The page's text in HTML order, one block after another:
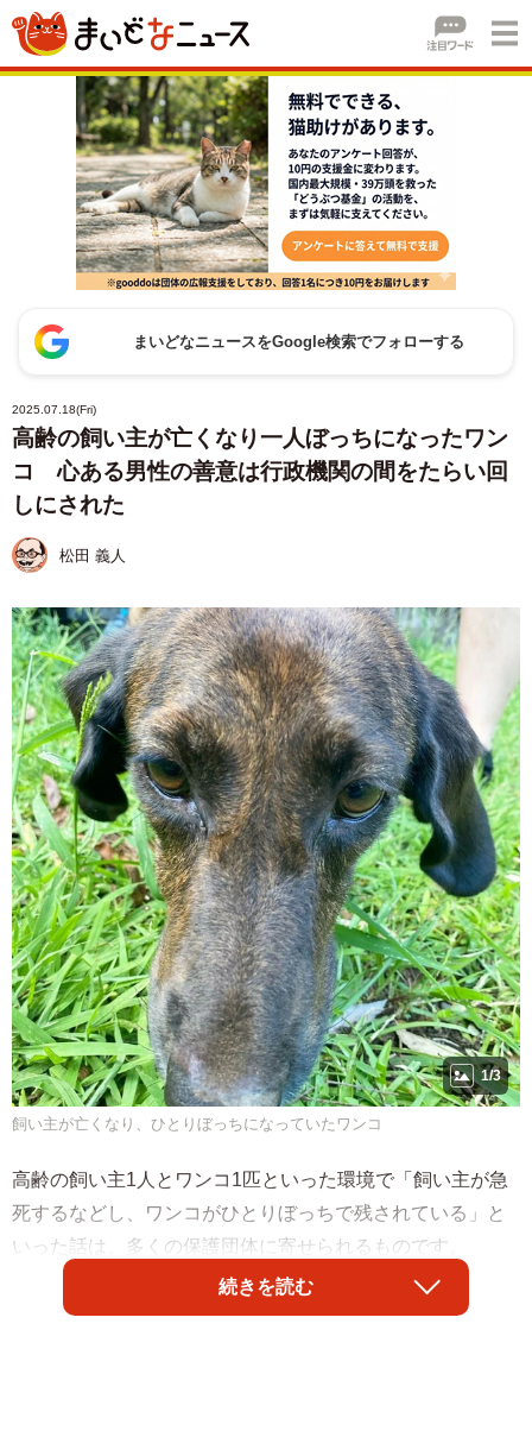
まいどなニュースをGoogle検索でフォローする
2025.07.18(Fri)
高齢の飼い主が亡くなり一人ぼっちになったワン
コ 心ある男性の善意は行政機関の間をたらい回
しにされた
松田 義人
1/3
飼い主が亡くなり、ひとりぼっちになっていたワンコ
高齢の飼い主1人とワンコ1匹といった環境で「飼い主が急
死するなどし、ワンコがひとりぼっちで残されている」と
いった話は、多くの保護団体に寄せられるものです。
九州のとある地域で90歳の高齢者もまた、自分とワンコ1匹
続きを読む